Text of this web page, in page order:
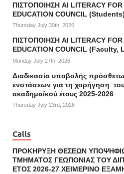
ΠΙΣΤΟΠΟΙΗΣΗ AI LITERACY
EDUCATION COUNCIL (Students)
Thursday July 30th, 2026
ΠΙΣΤΟΠΟΙΗΣΗ AI LITERACY
EDUCATION COUNCIL
Monday July 27th, 2026
Διαδικασία υποβολής
ενστάσεων για τη χορήγηση
ακαδημαϊκού έτους 2025-2026
Thursday July 23rd, 2026
Calls
ΠΡΟΚΗΡΥΞΗ ΘΕΣΕΩΝ
ΤΜΗΜΑΤΟΣ ΓΕΩΠΟΝΙΑΣ ΤΟΥ
ΕΤΟΣ 2026-27 ΧΕΙΜΕΡΙΝΟ